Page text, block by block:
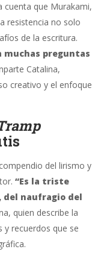
cuenta que Murakami,
resistencia no solo
de la escritura.
muchas preguntas
Catalina,
creativo y el enfoque
del lirismo y
“Es la triste
naufragio del
quien describe la
y recuerdos que se